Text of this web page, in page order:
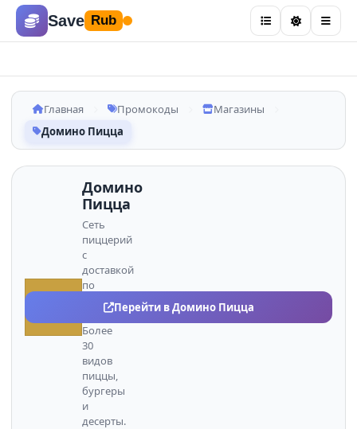
Save Rub
Главная Промокоды
Магазины
Домино Пицца
Домино
Пицца
Сеть
пиццерий
с
доставкой
по
всей
России.
Более
30
видов
пиццы,
бургеры
и
десерты.
Перейти в Домино Пицца